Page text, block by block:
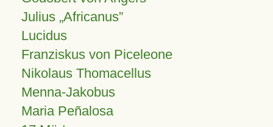
Julius Africanus
Lucidus
Franziskus von Piceleone
Nikolaus Thomacellus
Menna-Jakobus
Maria Peñalosa